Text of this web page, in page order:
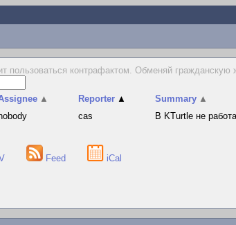
пользоваться контрафактом. Обменяй
▲ Reporter ▲ Summary ▲
cas В KTurtle не
Feed iCal